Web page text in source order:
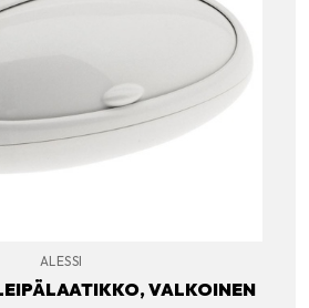
ALESSI
VALKOINEN